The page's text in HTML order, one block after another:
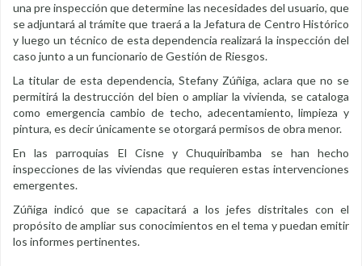
una pre inspección que determine las necesidades del usuario, que
se adjuntará al trámite que traerá a la Jefatura de Centro Histórico
y luego un técnico de esta dependencia realizará la inspección del
caso junto a un funcionario de Gestión de Riesgos.
La titular de esta dependencia, Stefany Zúñiga, aclara que no se
permitirá la destrucción del bien o ampliar la vivienda, se cataloga
como emergencia cambio de techo, adecentamiento, limpieza y
pintura, es decir únicamente se otorgará permisos de obra menor.
En las parroquias El Cisne y Chuquiribamba se han hecho
inspecciones de las viviendas que requieren estas intervenciones
emergentes.
Zúñiga indicó que se capacitará a los jefes distritales con el
propósito de ampliar sus conocimientos en el tema y puedan emitir
los informes pertinentes.